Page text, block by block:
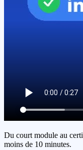
Du court module au
moins de 10 minutes.